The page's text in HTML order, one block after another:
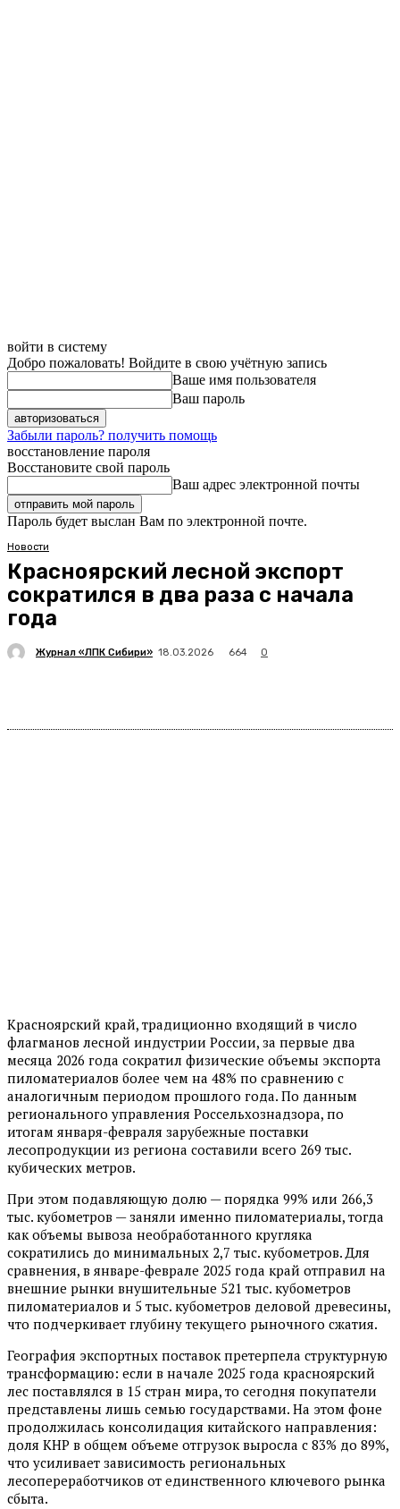
войти в систему
Добро пожаловать! Войдите в свою учётную запись
Ваше имя пользователя
Ваш пароль
Забыли пароль? получить помощь
восстановление пароля
Восстановите свой пароль
Ваш адрес электронной почты
Пароль будет выслан Вам по электронной почте.
Новости
Красноярский лесной экспорт
сократился в два раза с начала
года
Журнал «ЛПК Сибири» 18.03.2026 664 0
Красноярский край, традиционно входящий в число
флагманов лесной индустрии России, за первые два
месяца 2026 года сократил физические объемы экспорта
пиломатериалов более чем на 48% по сравнению с
аналогичным периодом прошлого года. По данным
регионального управления Россельхознадзора, по
итогам января-февраля зарубежные поставки
лесопродукции из региона составили всего 269 тыс.
кубических метров.
При этом подавляющую долю — порядка 99% или 266,3
тыс. кубометров — заняли именно пиломатериалы, тогда
как объемы вывоза необработанного кругляка
сократились до минимальных 2,7 тыс. кубометров. Для
сравнения, в январе-феврале 2025 года край отправил на
внешние рынки внушительные 521 тыс. кубометров
пиломатериалов и 5 тыс. кубометров деловой древесины,
что подчеркивает глубину текущего рыночного сжатия.
География экспортных поставок претерпела структурную
трансформацию: если в начале 2025 года красноярский
лес поставлялся в 15 стран мира, то сегодня покупатели
представлены лишь семью государствами. На этом фоне
продолжилась консолидация китайского направления:
доля КНР в общем объеме отгрузок выросла с 83% до 89%,
что усиливает зависимость региональных
лесопереработчиков от единственного ключевого рынка
сбыта.